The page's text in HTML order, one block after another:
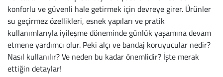
Ara Shoes
Berkemann
Crocs
Bot
Yağmur Çizmesi
Yağmurluk
Ganter
Pinoso
Salamander
Valiz Kılıfı
Markalar
Bric's
Varis Çorapları
Abiye Çoraplar
Lenf Ödem
Lenf Ödem
Varis ve Ödem
Igor
Imac Made in Italy
Ilse Jacobsen
konforlu ve güvenli hale getirmek için devreye girer. Ürünler
su geçirmez özellikleri, esnek yapıları ve pratik
kullanımlarıyla iyileşme döneminde günlük yaşamına devam
etmene yardımcı olur. Peki alçı ve bandaj koruyucular nedir?
Nasıl kullanılır? Ve neden bu kadar önemlidir? İşte merak
ettiğin detaylar!